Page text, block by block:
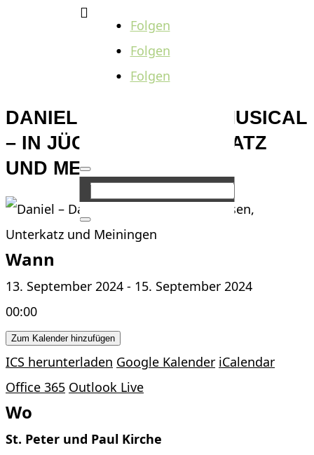

Folgen
Folgen
Folgen
DANIEL – DAS KINDERMUSICAL
– IN JÜCHSEN, UNTERKATZ
UND MEININGEN
Wann
13. September 2024 - 15. September 2024
00:00
Zum Kalender hinzufügen
ICS herunterladen Google Kalender iCalendar
Office 365 Outlook Live
Wo
St. Peter und Paul Kirche